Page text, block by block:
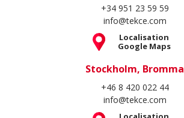
+34 951 23 59 59
info@tekce.com
Localisation
Google Maps
Stockholm, Bromma
+46 8 420 022 44
info@tekce.com